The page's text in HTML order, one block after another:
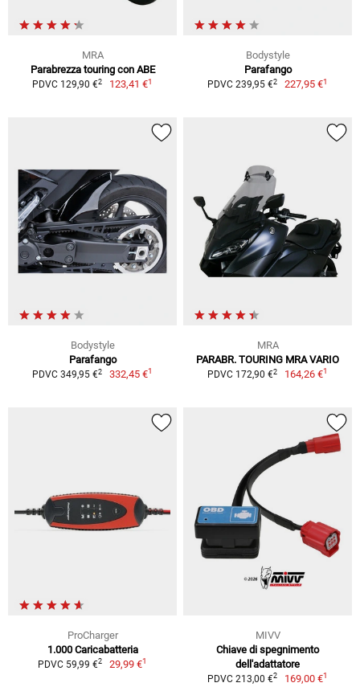
MRA
Parabrezza touring con ABE
PDVC 129,90 €2 123,41 €1
Bodystyle
Parafango
PDVC 239,95 €2 227,95 €1
Bodystyle
Parafango
PDVC 349,95 €2 332,45 €1
MRA
PARABR. TOURING MRA VARIO
PDVC 172,90 €2 164,26 €1
ProCharger
1.000 Caricabatteria
PDVC 59,99 €2 29,99 €1
MIVV
Chiave di spegnimento
dell'adattatore
PDVC 213,00 €2 169,00 €1